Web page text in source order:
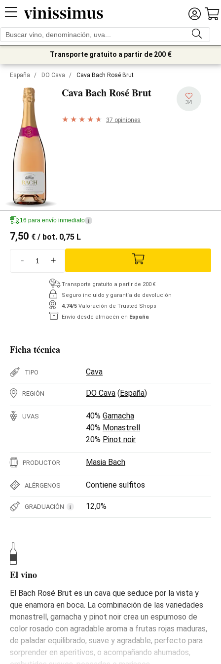
Transporte gratuito a partir de 200 €
España / DO Cava / Cava Bach Rosé Brut
Cava Bach Rosé Brut
34
37 opiniones
16 para envío inmediato i
7,50 € / bot. 0,75 L
- +
Transporte gratuito a partir de 200 €
Seguro incluido y garantía de devolución
4.74/5 Valoración de Trusted Shops
Envío desde almacén en España
Ficha técnica
TIPO Cava
REGIÓN DO Cava (España)
UVAS 40% Garnacha
40% Monastrell
20% Pinot noir
PRODUCTOR Masia Bach
ALÉRGENOS Contiene sulfitos
GRADUACIÓN i 12,0%
El vino
El Bach Rosé Brut es un cava que seduce por la vista y
que enamora en boca. La combinación de las variedades
monastrell, garnacha y pinot noir crea un espumoso de
color rosado con agradable aroma a frutas rojas maduras,
de paladar equilibrado, suave y agradable, perfecto para
sorprender en aperitivos, o acompañando ahumados,